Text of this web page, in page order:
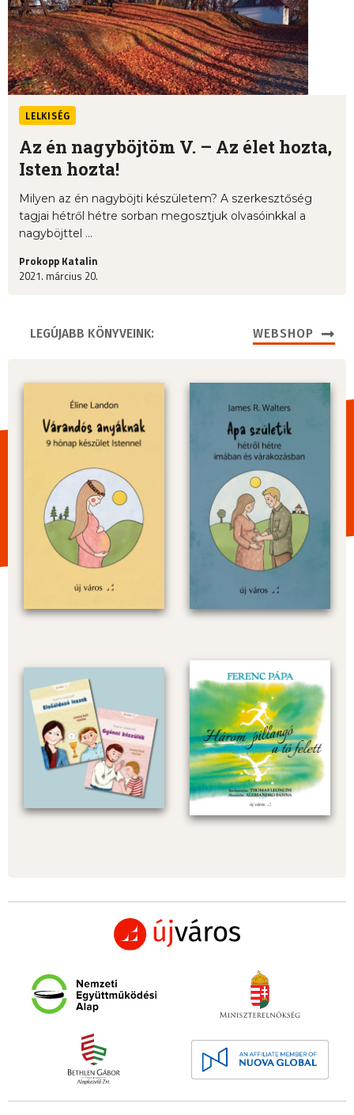
LELKISÉG
Az én nagyböjtöm V. – Az élet hozta,
Isten hozta!
Milyen az én nagyböjti készületem? A szerkesztőség
tagjai hétről hétre sorban megosztjuk olvasóinkkal a
nagyböjttel ...
Prokopp Katalin
2021. március 20.
LEGÚJABB KÖNYVEINK: WEBSHOP